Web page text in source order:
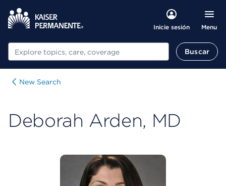
Inicie sesión Menu
Buscar Buscar
New Search
Deborah Arden, MD